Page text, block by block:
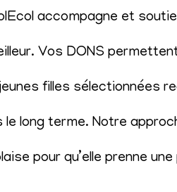
accompagne et
Vos DONS
filles sélectionnées
le long terme. Notre
pour qu’elle prenne